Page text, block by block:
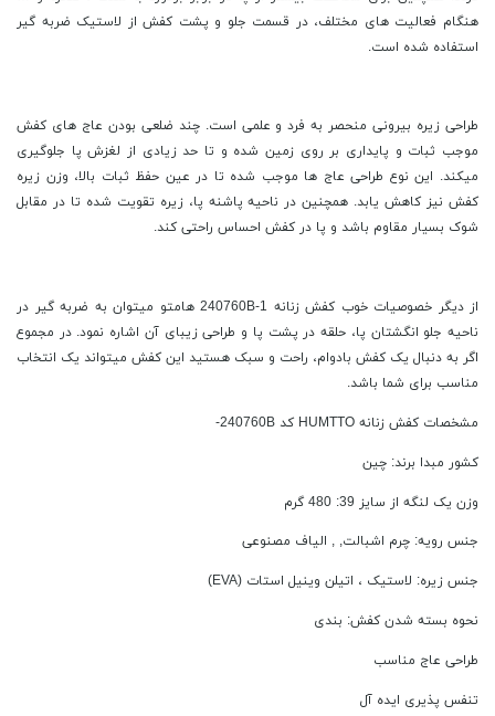
هنگام فعالیت های مختلف، در قسمت جلو و پشت کفش از لاستیک ضربه گیر
استفاده شده است.
طراحی زیره بیرونی منحصر به فرد و علمی است. چند ضلعی بودن عاج‌ های کفش
موجب ثبات و پایداری بر روی زمین شده و تا حد زیادی از لغزش پا جلوگیری
میکند. این نوع طراحی عاج‌ ها موجب شده تا در عین حفظ ثبات بالا، وزن زیره
کفش نیز کاهش یابد. همچنین در ناحیه پاشنه پا، زیره تقویت شده تا در مقابل
شوک بسیار مقاوم باشد و پا در کفش احساس راحتی کند.
از دیگر خصوصیات خوب کفش زنانه 240760B-1 هامتو میتوان به ضربه گیر در
ناحیه جلو انگشتان پا، حلقه در پشت پا و طراحی زیبای آن اشاره نمود. در مجموع
اگر به دنبال یک کفش بادوام، راحت و سبک هستید این کفش میتواند یک انتخاب
مناسب برای شما باشد.
مشخصات کفش زنانه HUMTTO کد 240760B-
کشور مبدا برند: چین
وزن یک لنگه از سایز 39: 480 گرم
جنس رویه: چرم اشبالت, , الیاف مصنوعی
جنس زیره: لاستیک ، اتیلن وینیل استات (EVA)
نحوه بسته شدن کفش: بندی
طراحی عاج مناسب
تنفس پذیری ایده آل